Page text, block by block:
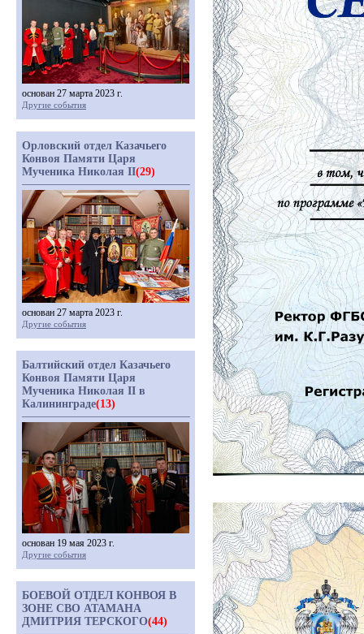
основан 27 марта 2023 г.
Другие события
Орловский отдел Казачьего
Конвоя Памяти Царя
Мученика Николая II(29)
основан 27 марта 2023 г.
Другие события
Балтийский отдел Казачьего
Конвоя Памяти Царя
Мученика Николая II в
Калининграде(13)
основан 19 мая 2023 г.
Другие события
БОЕВОЙ ОТДЕЛ КОНВОЯ В
ЗОНЕ СВО АТАМАНА
ДМИТРИЯ ТЕРСКОГО(44)